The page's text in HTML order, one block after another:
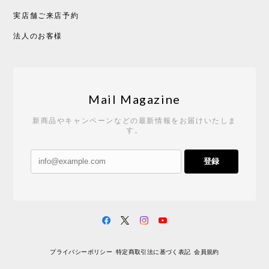
実店舗ご来店予約
法人のお客様
Mail Magazine
新商品やキャンペーンなどの最新情報をお届けいたしま
す。
登録
プライバシーポリシー 特定商取引法に基づく表記 会員規約